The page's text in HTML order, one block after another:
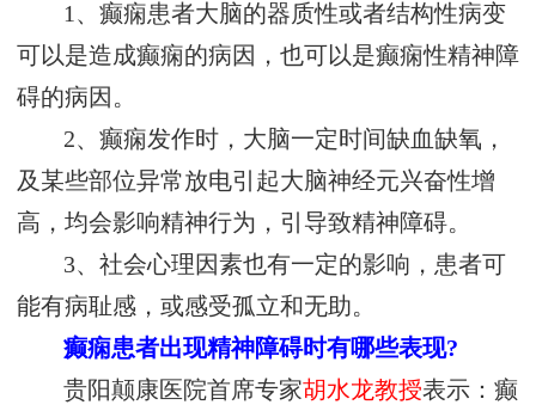
1、癫痫患者大脑的器质性或者结构性病变
可以是造成癫痫的病因，也可以是癫痫性精神障
碍的病因。
2、癫痫发作时，大脑一定时间缺血缺氧，
及某些部位异常放电引起大脑神经元兴奋性增
高，均会影响精神行为，引导致精神障碍。
3、社会心理因素也有一定的影响，患者可
能有病耻感，或感受孤立和无助。
癫痫患者出现精神障碍时有哪些表现?
贵阳颠康医院首席专家胡水龙教授表示：癫